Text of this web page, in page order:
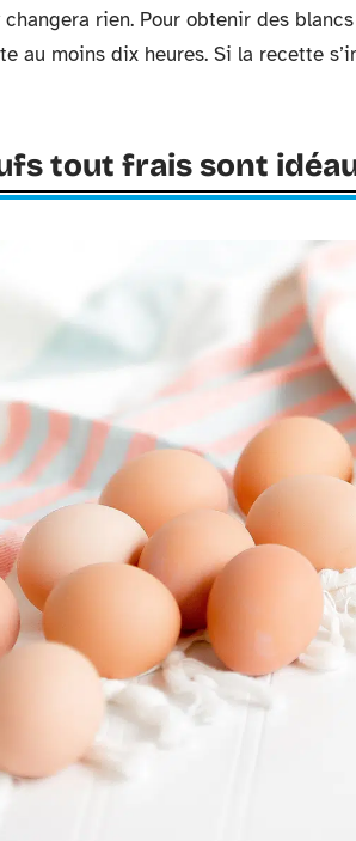
changera rien. Pour obtenir des
au moins dix heures. Si la recette
tout frais sont